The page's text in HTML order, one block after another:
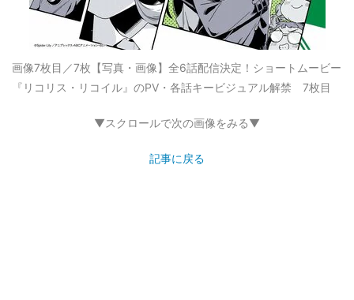
画像7枚目／7枚 【写真・画像】全6話配信決定！ショートムービー
『リコリス・リコイル』のPV・各話キービジュアル解禁 7枚目
▼スクロールで次の画像をみる▼
記事に戻る